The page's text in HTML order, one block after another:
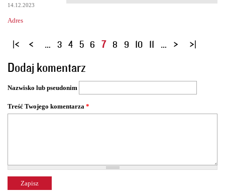
14.12.2023
Adres
S
r
o
n
y
… 3 4 5 6 7 8 9 10 11 …
Dodaj komentarz
Nazwisko lub pseudonim
Treść Twojego komentarza *